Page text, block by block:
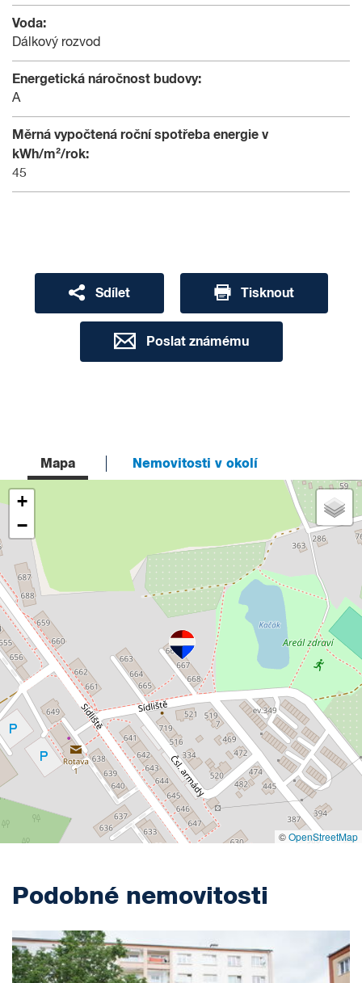
Voda:
Dálkový rozvod
Energetická náročnost budovy:
A
Měrná vypočtená roční spotřeba energie v
kWh/m²/rok:
45
Sdílet Tisknout
Poslat známému
Mapa Nemovitosti v okolí
+
−
©OpenStreetMap
Podobné nemovitosti